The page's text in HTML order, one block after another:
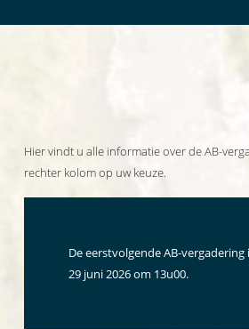
Hier vindt u alle informatie over de AB-
rechter kolom op uw keuze.
De eerstvolgende AB-
29 juni 2026 om 13u00.